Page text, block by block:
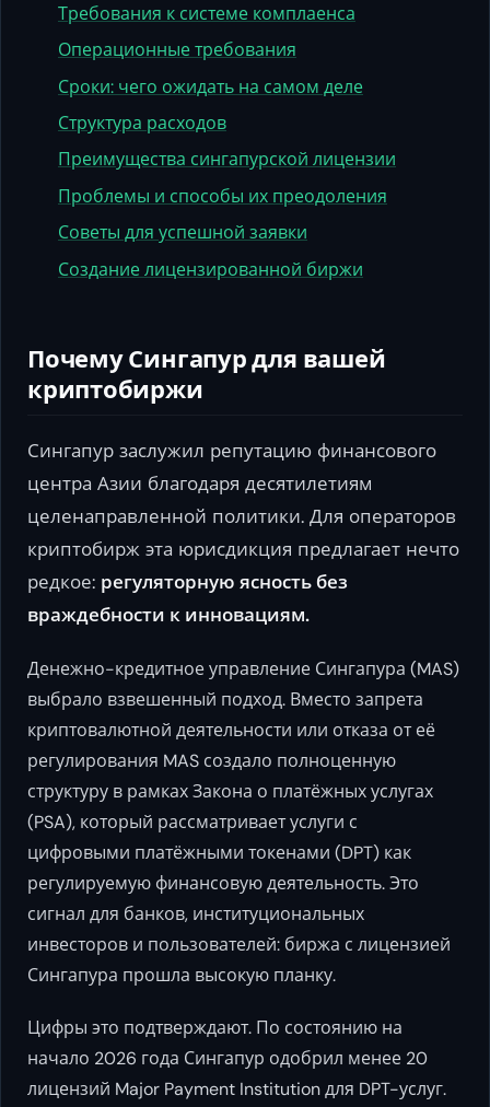
Требования к системе комплаенса
Операционные требования
Сроки: чего ожидать на самом деле
Структура расходов
Преимущества сингапурской лицензии
Проблемы и способы их преодоления
Советы для успешной заявки
Создание лицензированной биржи
Почему Сингапур для вашей
криптобиржи
Сингапур заслужил репутацию финансового
центра Азии благодаря десятилетиям
целенаправленной политики. Для операторов
криптобирж эта юрисдикция предлагает нечто
редкое: регуляторную ясность без
враждебности к инновациям.
Денежно-кредитное управление Сингапура (MAS)
выбрало взвешенный подход. Вместо запрета
криптовалютной деятельности или отказа от её
регулирования MAS создало полноценную
структуру в рамках Закона о платёжных услугах
(PSA), который рассматривает услуги с
цифровыми платёжными токенами (DPT) как
регулируемую финансовую деятельность. Это
сигнал для банков, институциональных
инвесторов и пользователей: биржа с лицензией
Сингапура прошла высокую планку.
Цифры это подтверждают. По состоянию на
начало 2026 года Сингапур одобрил менее 20
лицензий Major Payment Institution для DPT-услуг.